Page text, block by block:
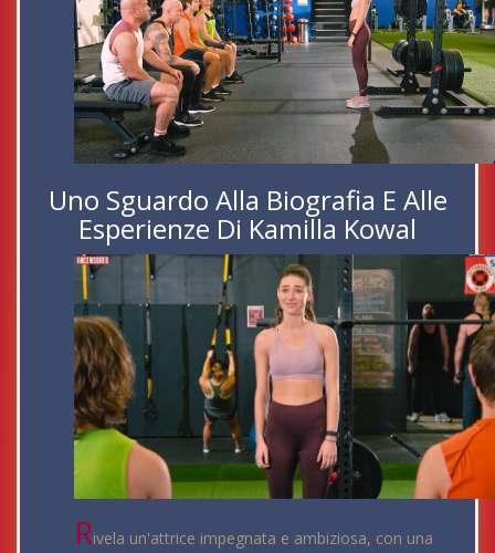
Uno Sguardo Alla Biografia E Alle
Esperienze Di Kamilla Kowal
Rivela un'attrice impegnata e ambiziosa, con una